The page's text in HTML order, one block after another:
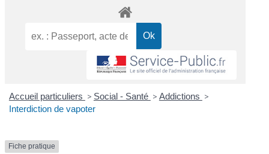
Accueil particuliers > Social - Santé > Addictions >
Interdiction de vapoter
Fiche pratique